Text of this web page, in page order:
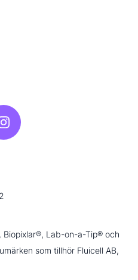
Biopixlar®, Lab-on-a-Tip® och
som tillhör Fluicell AB,